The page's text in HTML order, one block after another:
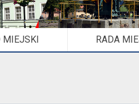
MIEJSKI RADA